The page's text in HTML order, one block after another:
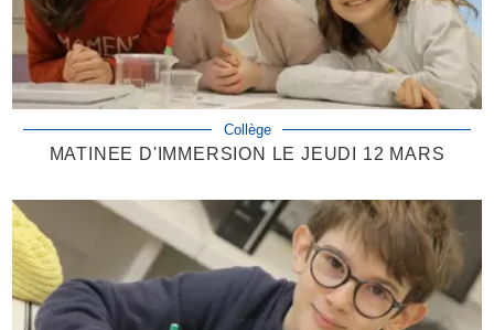
Collège
MATINEE D'IMMERSION LE JEUDI 12 MARS